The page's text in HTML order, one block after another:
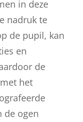
in deze
nadruk te
de pupil, kan
en
de
het
de ogen